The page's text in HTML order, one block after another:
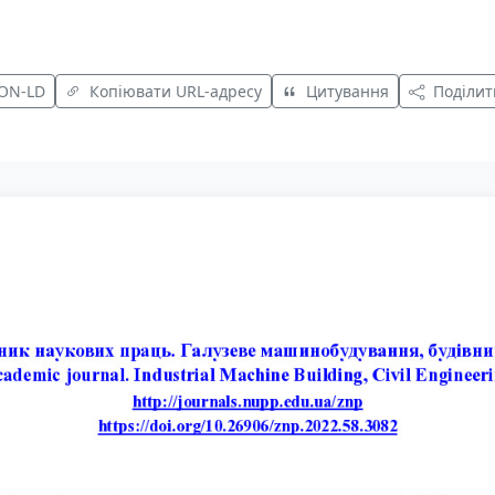
LD Копіювати URL-адресу Цитування